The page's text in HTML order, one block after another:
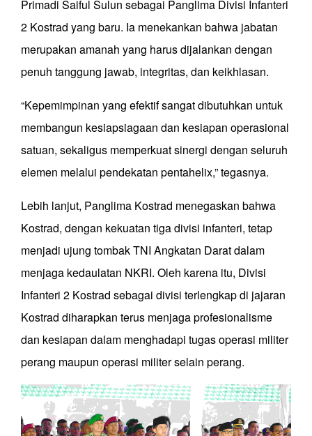
Primadi Saiful Sulun sebagai Panglima Divisi Infanteri
2 Kostrad yang baru. Ia menekankan bahwa jabatan
merupakan amanah yang harus dijalankan dengan
penuh tanggung jawab, integritas, dan keikhlasan.
“Kepemimpinan yang efektif sangat dibutuhkan untuk
membangun kesiapsiagaan dan kesiapan operasional
satuan, sekaligus memperkuat sinergi dengan seluruh
elemen melalui pendekatan pentahelix,” tegasnya.
Lebih lanjut, Panglima Kostrad menegaskan bahwa
Kostrad, dengan kekuatan tiga divisi infanteri, tetap
menjadi ujung tombak TNI Angkatan Darat dalam
menjaga kedaulatan NKRI. Oleh karena itu, Divisi
Infanteri 2 Kostrad sebagai divisi terlengkap di jajaran
Kostrad diharapkan terus menjaga profesionalisme
dan kesiapan dalam menghadapi tugas operasi militer
perang maupun operasi militer selain perang.